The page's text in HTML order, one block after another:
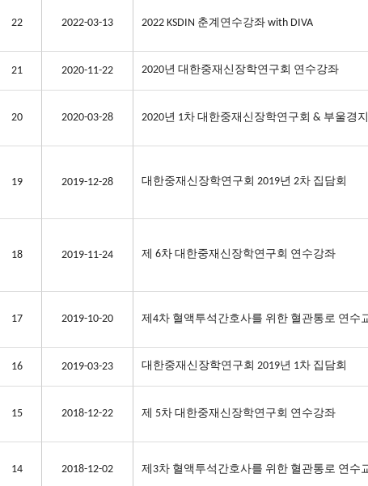
22 2022-03-13 2022 KSDIN 춘계연수강좌 with DIVA
21 2020-11-22 2020년 대한중재신장학연구회 연수강좌
20 2020-03-28 2020년 1차 대한중재신장학연구회 & 부울경
19 2019-12-28 대한중재신장학연구회 2019년 2차 집담회
18 2019-11-24 제 6차 대한중재신장학연구회 연수강좌
17 2019-10-20 제4차 혈액투석간호사를 위한 혈관통로 연수
16 2019-03-23 대한중재신장학연구회 2019년 1차 집담회
15 2018-12-22 제 5차 대한중재신장학연구회 연수강좌
14 2018-12-02 제3차 혈액투석간호사를 위한 혈관통로 연수